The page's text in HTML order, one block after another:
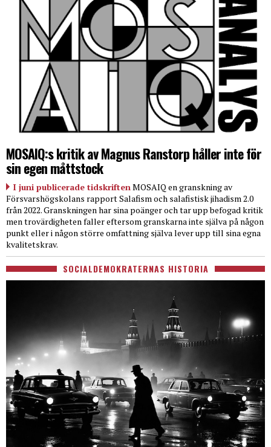
MOSAIQ:s kritik av Magnus Ranstorp håller inte för
sin egen måttstock
I juni publicerade tidskriftenMOSAIQ en granskning av
Försvarshögskolans rapport Salafism och salafistisk jihadism 2.0
från 2022. Granskningen har sina poänger och tar upp befogad kritik
men trovärdigheten faller eftersom granskarna inte själva på någon
punkt eller i någon större omfattning själva lever upp till sina egna
kvalitetskrav.
SOCIALDEMOKRATERNAS HISTORIA